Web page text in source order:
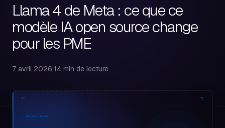
Llama 4 de Meta : ce que ce
modèle IA open source change
pour les PME
7 avril 2026|14 min de lecture